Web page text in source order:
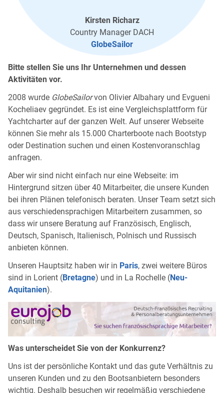
Kirsten Richarz
Country Manager DACH
GlobeSailor
Bitte stellen Sie uns Ihr Unternehmen und dessen
Aktivitäten vor.
2008 wurde GlobeSailorvon Olivier Albahary und Evgueni
Kocheliaev gegründet. Es ist eine Vergleichsplattform für
Yachtcharter auf der ganzen Welt. Auf unserer Webseite
können Sie mehr als 15.000 Charterboote nach Bootstyp
oder Destination suchen und einen Kostenvoranschlag
anfragen.
Aber wir sind nicht einfach nur eine Webseite: im
Hintergrund sitzen über 40 Mitarbeiter, die unsere Kunden
bei ihren Plänen telefonisch beraten. Unser Team setzt sich
aus verschiedensprachigen Mitarbeitern zusammen, so
dass wir unsere Beratung auf Französisch, Englisch,
Deutsch, Spanisch, Italienisch, Polnisch und Russisch
anbieten können.
Unseren Hauptsitz haben wir in Paris, zwei weitere Büros
sind in Lorient (Bretagne) und in La Rochelle (Neu-
Aquitanien).
Was unterscheidet Sie von der Konkurrenz?
Uns ist der persönliche Kontakt und das gute Verhältnis zu
unseren Kunden und zu den Bootsanbietern besonders
wichtig. Deshalb besuchen wir regelmäßig verschiedene